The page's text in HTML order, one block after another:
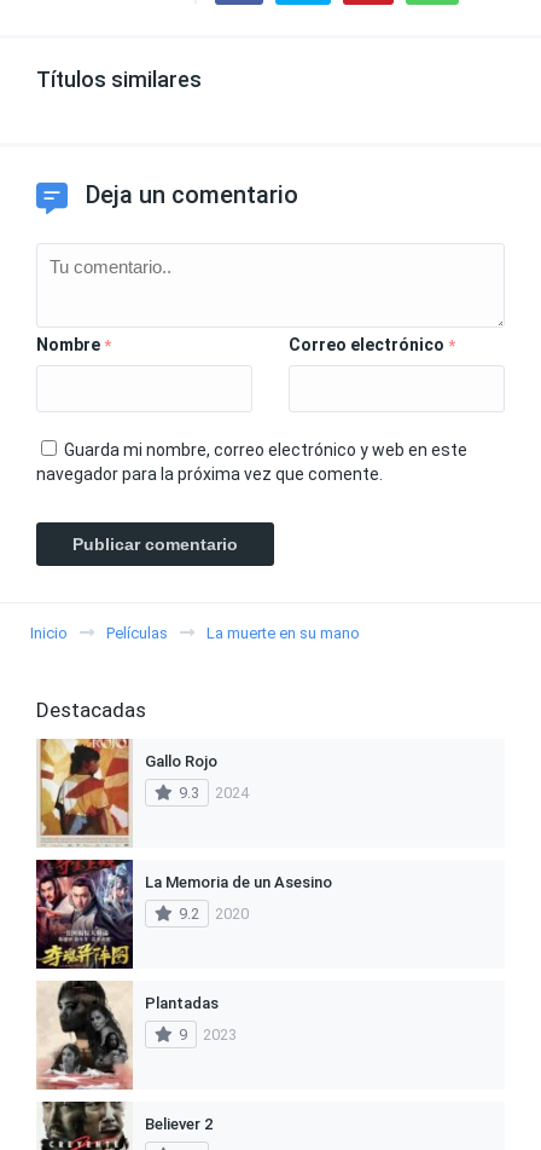
Títulos similares
Deja un comentario
Nombre * Correo electrónico *
Guarda mi nombre, correo electrónico y web en este
navegador para la próxima vez que comente.
Inicio Películas La muerte en su mano
Destacadas
Gallo Rojo
9.3
2024
La Memoria de un Asesino
9.2
2020
Plantadas
9
2023
Believer 2